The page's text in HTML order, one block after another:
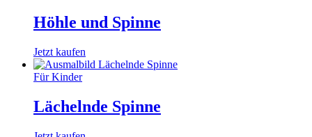
Höhle und Spinne
Jetzt kaufen
Für Kinder
Lächelnde Spinne